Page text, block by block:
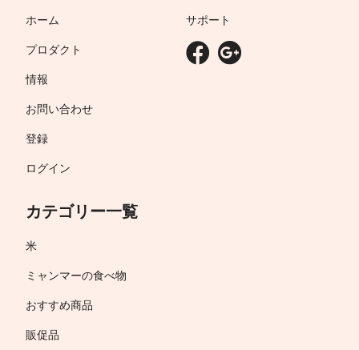
ホーム
プロダクト
情報
お問い合わせ
登録
ログイン
カテゴリー一覧
米
ミャンマーの食べ物
おすすめ商品
販促品
サポート